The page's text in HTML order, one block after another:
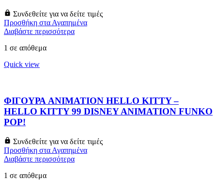
Συνδεθείτε για να δείτε τιμές
Προσθήκη στα Αγαπημένα
Διαβάστε περισσότερα
1 σε απόθεμα
Quick view
ΦΙΓΟΥΡΑ ANIMATION HELLO KITTY –
HELLO KITTY 99 DISNEY ANIMATION FUNKO
POP!
Συνδεθείτε για να δείτε τιμές
Προσθήκη στα Αγαπημένα
Διαβάστε περισσότερα
1 σε απόθεμα